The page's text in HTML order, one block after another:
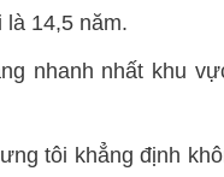
14,5 năm.
nhanh nhất khu
tôi khẳng định